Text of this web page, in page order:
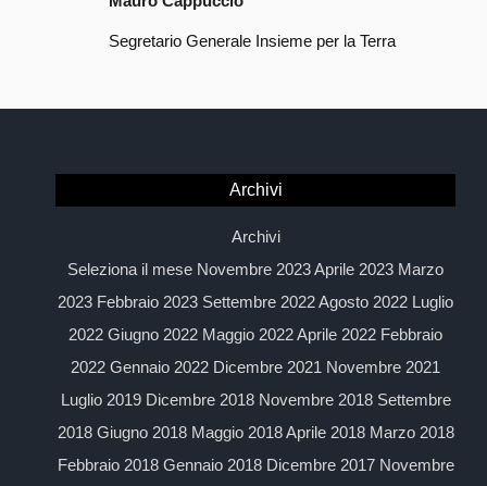
Segretario Generale Insieme per la Terra
Archivi
Archivi
Seleziona il mese Novembre 2023 Aprile 2023 Marzo
2023 Febbraio 2023 Settembre 2022 Agosto 2022 Luglio
2022 Giugno 2022 Maggio 2022 Aprile 2022 Febbraio
2022 Gennaio 2022 Dicembre 2021 Novembre 2021
Luglio 2019 Dicembre 2018 Novembre 2018 Settembre
2018 Giugno 2018 Maggio 2018 Aprile 2018 Marzo 2018
Febbraio 2018 Gennaio 2018 Dicembre 2017 Novembre